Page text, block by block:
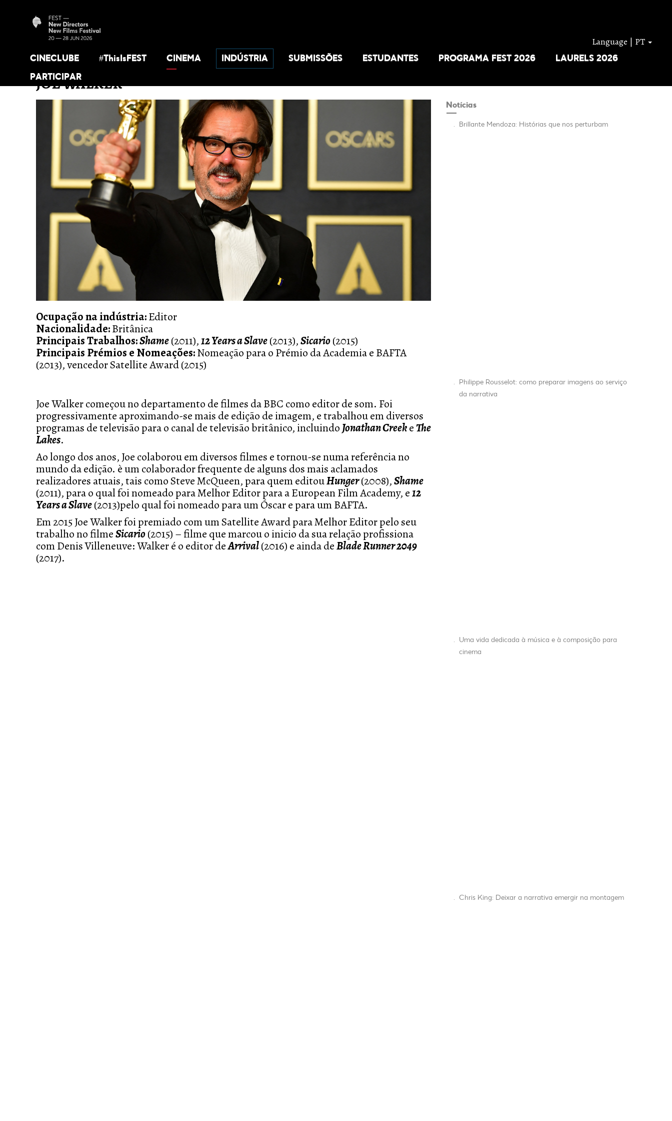
CINECLUBE #ThisIsFEST CINEMA INDÚSTRIA SUBMISSÕES ESTUDANTES PROGRAMA FEST 2026
LAURELS 2026
PARTICIPAR
Language | PT
JOE WALKER
Ocupação na indústria:Editor
Nacionalidade:Britânica
Principais Trabalhos:Shame(2011),12 Years a Slave(2013),Sicario(2015)
Principais Prémios e Nomeações:Nomeação para o Prémio da Academia e BAFTA
(2013), vencedor Satellite Award (2015)
Joe Walker começou no departamento de filmes da BBC como editor de som. Foi
progressivamente aproximando-se mais de edição de imagem, e trabalhou em diversos
programas de televisão para o canal de televisão britânico, incluindoJonathan CreekeThe
Lakes.
Ao longo dos anos, Joe colaborou em diversos filmes e tornou-se numa referência no
mundo da edição. è um colaborador frequente de alguns dos mais aclamados
realizadores atuais, tais como Steve McQueen, para quem editouHunger(2008),Shame
(2011), para o qual foi nomeado para Melhor Editor para a European Film Academy, e12
Years a Slave(2013)pelo qual foi nomeado para um Óscar e para um BAFTA.
Em 2015 Joe Walker foi premiado com um Satellite Award para Melhor Editor pelo seu
trabalho no filmeSicario(2015) – filme que marcou o inicio da sua relação profissiona
com Denis Villeneuve: Walker é o editor deArrival(2016) e ainda deBlade Runner 2049
(2017).
Notícias
. Brillante Mendoza: Histórias que nos perturbam
.
Philippe Rousselot: como preparar imagens ao serviço
da narrativa
.
Uma vida dedicada à música e à composição para
cinema
. Chris King: Deixar a narrativa emergir na montagem